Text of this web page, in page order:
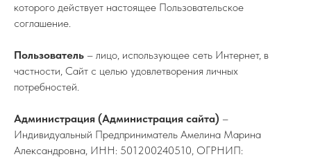
которого действует настоящее Пользовательское
соглашение.
Пользователь – лицо, использующее сеть Интернет, в
частности, Сайт с целью удовлетворения личных
потребностей.
Администрация (Администрация сайта) –
Индивидуальный Предприниматель Амелина Марина
Александровна, ИНН: 501200240510, ОГРНИП: